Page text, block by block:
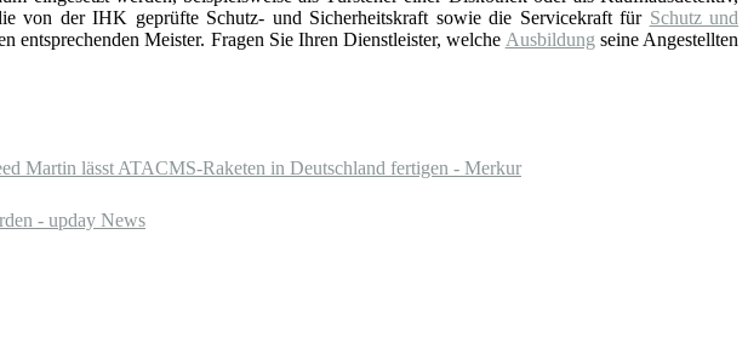
von der IHK geprüfte Schutz- und Sicherheitskraft sowie die Servicekraft für Schutz und
entsprechenden Meister. Fragen Sie Ihren Dienstleister, welche Ausbildung seine Angestellten
Martin lässt ATACMS-Raketen in Deutschland fertigen - Merkur
- upday News